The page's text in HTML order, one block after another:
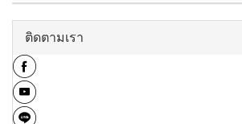
ติดตามเรา